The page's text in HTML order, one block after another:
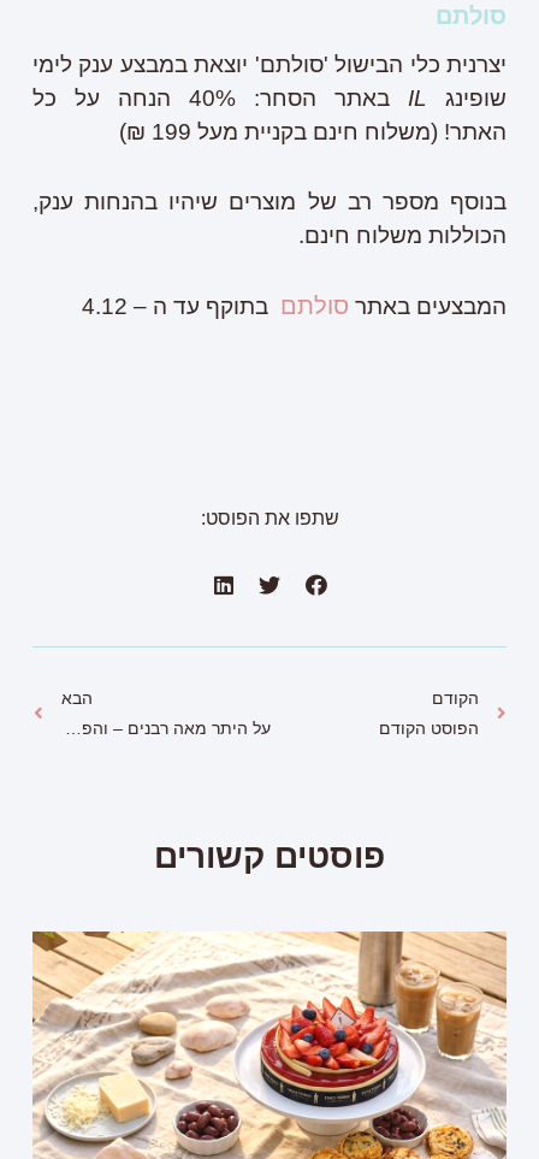
סולתם
יצרנית כלי הבישול 'סולתם' יוצאת במבצע ענק לימי
שופינג IL
באתר הסחר: 40% הנחה על כל
האתר! (משלוח חינם בקניית מעל 199 ₪)
בנוסף מספר רב של מוצרים שיהיו בהנחות ענק,
הכוללות משלוח חינם.
המבצעים באתר סולתם בתוקף עד ה – 4.12
שתפו את הפוסט:
הקודם
הפוסט הקודם
הבא
פוסטים קשורים